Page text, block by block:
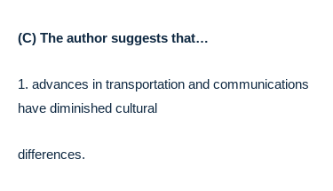
(C) The author suggests that…
1. advances in transportation and communications
have diminished cultural
differences.